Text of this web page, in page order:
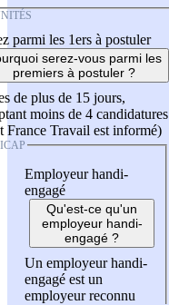
parmi les 1ers à postuler
serez-vous parmi les
premiers à postuler ?
de plus de 15 jours,
moins de 4 candidatures
France Travail est informé)
Employeur handi-
engagé
Qu'est-ce qu'un
employeur handi-
engagé ?
Un employeur handi-
engagé est un
employeur reconnu